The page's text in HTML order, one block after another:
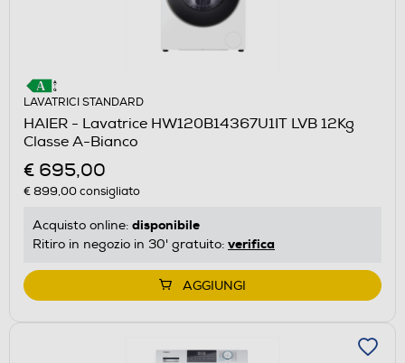
LAVATRICI STANDARD
HAIER - Lavatrice HW120B14367U1IT LVB 12Kg
Classe A-Bianco
€ 695,00
€ 899,00consigliato
Acquisto online: disponibile
Ritiro in negozio in 30' gratuito: verifica
AGGIUNGI